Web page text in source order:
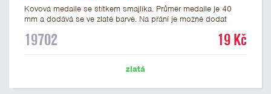
Kovová medaile se štítkem smajlíka. Průměr medaile je 40
mm a dodává se ve zlaté barvě. Na přání je možné dodat
nalepit štítek s potiskem nebo gravírováním vlastního textu
19702 19 Kč
zlatá